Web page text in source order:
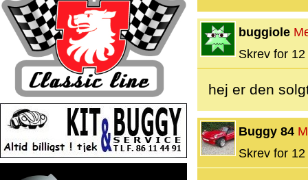
buggiole
Skrev for
hej er den
Buggy 84
Skrev for